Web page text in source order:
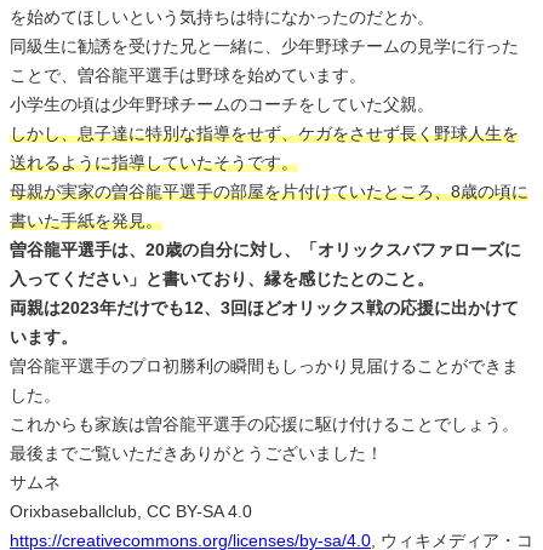
を始めてほしいという気持ちは特になかったのだとか。
同級生に勧誘を受けた兄と一緒に、少年野球チームの見学に行った
ことで、曽谷龍平選手は野球を始めています。
小学生の頃は少年野球チームのコーチをしていた父親。
しかし、息子達に特別な指導をせず、ケガをさせず長く野球人生を
送れるように指導していたそうです。
母親が実家の曽谷龍平選手の部屋を片付けていたところ、8歳の頃に
書いた手紙を発見。
曽谷龍平選手は、20歳の自分に対し、「オリックスバファローズに
入ってください」と書いており、縁を感じたとのこと。
両親は2023年だけでも12、3回ほどオリックス戦の応援に出かけて
います。
曽谷龍平選手のプロ初勝利の瞬間もしっかり見届けることができま
した。
これからも家族は曽谷龍平選手の応援に駆け付けることでしょう。
最後までご覧いただきありがとうございました！
サムネ
Orixbaseballclub, CC BY-SA 4.0
https://creativecommons.org/licenses/by-sa/4.0, ウィキメディア・コ